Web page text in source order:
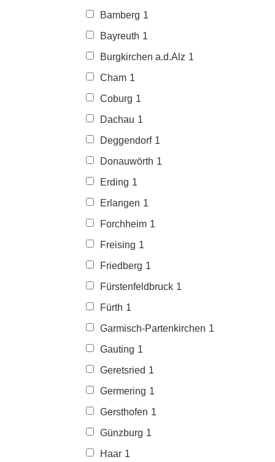
Bamberg 1
Bayreuth 1
Burgkirchen a.d.Alz 1
Cham 1
Coburg 1
Dachau 1
Deggendorf 1
Donauwörth 1
Erding 1
Erlangen 1
Forchheim 1
Freising 1
Friedberg 1
Fürstenfeldbruck 1
Fürth 1
Garmisch-Partenkirchen 1
Gauting 1
Geretsried 1
Germering 1
Gersthofen 1
Günzburg 1
Haar 1